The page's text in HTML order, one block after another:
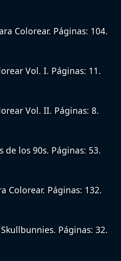
Colorear. Páginas: 104.
Vol. I. Páginas: 11.
Vol. II. Páginas: 8.
de los 90s. Páginas: 53.
Colorear. Páginas: 132.
Páginas: 32.